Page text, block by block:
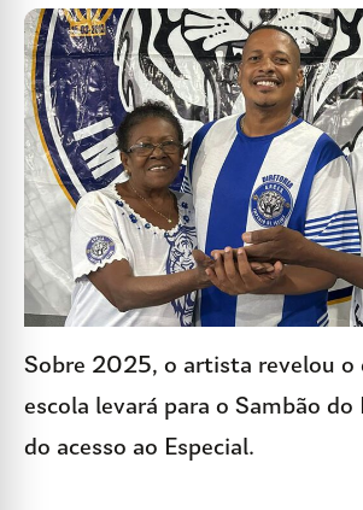
Sobre 2025, o artista revelou o
escola levará para o Sambão do
do acesso ao Especial.